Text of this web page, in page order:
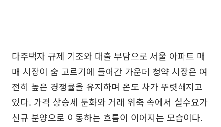
다주택자 규제 기조와 대출 부담으로 서울 아파트 매
매 시장이 숨 고르기에 들어간 가운데 청약 시장은 여
전히 높은 경쟁률을 유지하며 온도 차가 뚜렷해지고
있다. 가격 상승세 둔화와 거래 위축 속에서 실수요가
신규 분양으로 이동하는 흐름이 이어지는 모습이다.